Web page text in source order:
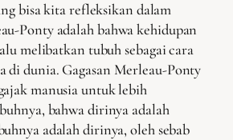
bisa kita refleksikan dalam
Ponty adalah bahwa kehidupan
melibatkan tubuh sebagai cara
di dunia. Gagasan Merleau-Ponty
manusia untuk lebih
bahwa dirinya adalah
adalah dirinya, oleh sebab